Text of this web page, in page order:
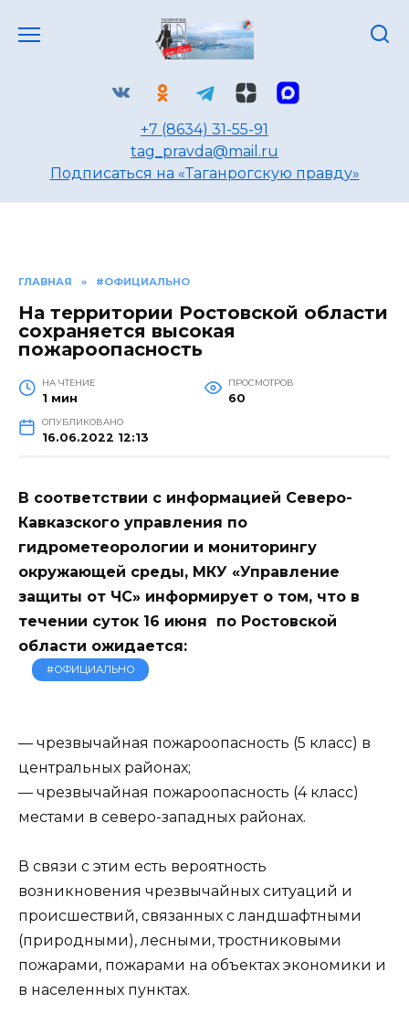
+7 (8634) 31-55-91
tag_pravda@mail.ru
Подписаться на «Таганрогскую правду»
ГЛАВНАЯ » #ОФИЦИАЛЬНО
На территории Ростовской области
сохраняется высокая
пожароопасность
НА ЧТЕНИЕ
1 мин
ПРОСМОТРОВ
60
ОПУБЛИКОВАНО
16.06.2022 12:13
В соответствии с информацией Северо-
Кавказского управления по
гидрометеорологии и мониторингу
окружающей среды, МКУ «Управление
защиты от ЧС» информирует о том, что в
течении суток 16 июня по Ростовской
области ожидается:
#ОФИЦИАЛЬНО
— чрезвычайная пожароопасность (5 класс) в
центральных районах;
— чрезвычайная пожароопасность (4 класс)
местами в северо-западных районах.
В связи с этим есть вероятность
возникновения чрезвычайных ситуаций и
происшествий, связанных с ландшафтными
(природными), лесными, тростниковыми
пожарами, пожарами на объектах экономики и
в населенных пунктах.